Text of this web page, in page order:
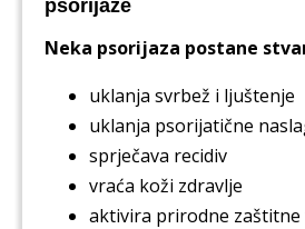
psorijaze
Neka psorijaza postane
uklanja svrbež i ljuštenje
uklanja psorijatične
sprječava recidiv
vraća koži zdravlje
aktivira prirodne zaštitne